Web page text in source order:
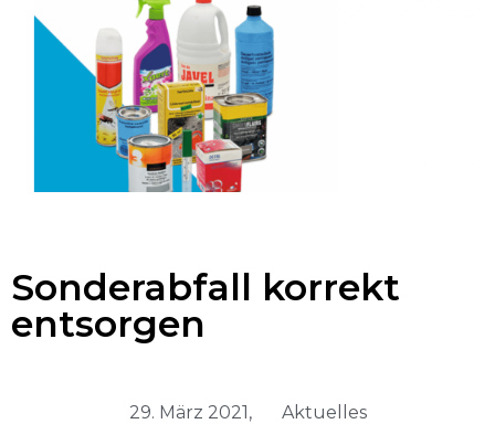
Sonderabfall korrekt
entsorgen
29. März 2021, Aktuelles